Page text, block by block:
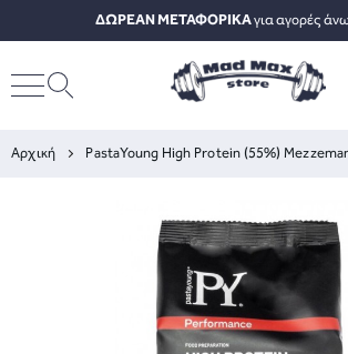
ΔΩΡΕΑΝ ΜΕΤΑΦΟΡΙΚΑγια αγορές
Αρχική PastaYoung High Protein (55%)